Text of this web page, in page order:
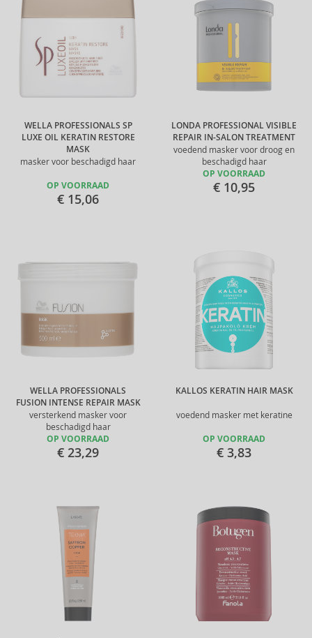
WELLA PROFESSIONALS SP
LUXE OIL KERATIN RESTORE
MASK
masker voor beschadigd haar
OP VOORRAAD
€ 15,06
LONDA PROFESSIONAL VISIBLE
REPAIR IN-SALON TREATMENT
voedend masker voor droog en
beschadigd haar
OP VOORRAAD
€ 10,95
WELLA PROFESSIONALS
FUSION INTENSE REPAIR MASK
versterkend masker voor
beschadigd haar
OP VOORRAAD
€ 23,29
KALLOS KERATIN HAIR MASK
voedend masker met keratine
OP VOORRAAD
€ 3,83